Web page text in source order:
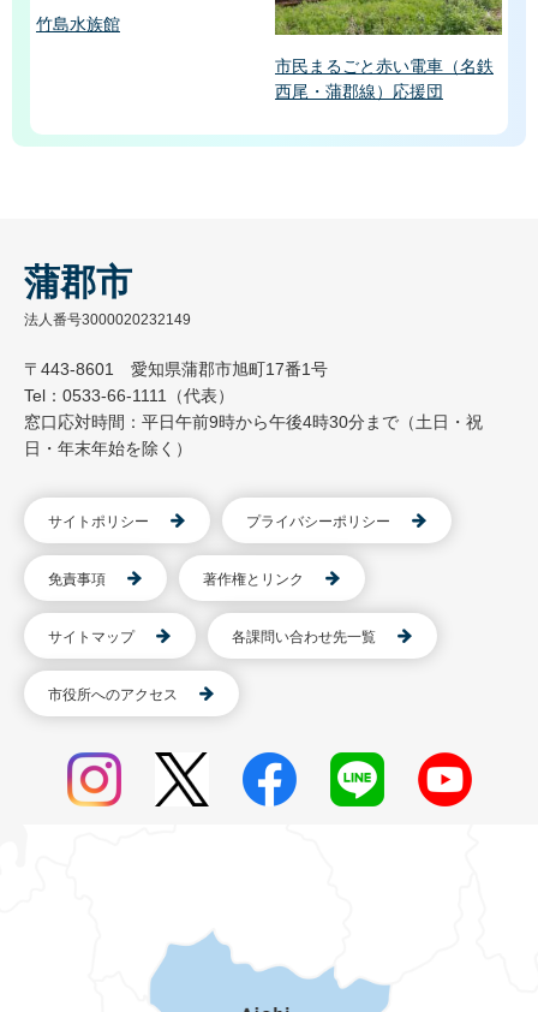
竹島水族館
市民まるごと赤い電車（名鉄
西尾・蒲郡線）応援団
蒲郡市
法人番号3000020232149
〒443-8601 愛知県蒲郡市旭町17番1号
Tel：0533-66-1111（代表）
窓口応対時間：平日午前9時から午後4時30分まで（土日・祝
日・年末年始を除く）
サイトポリシー プライバシーポリシー
免責事項 著作権とリンク
サイトマップ 各課問い合わせ先一覧
市役所へのアクセス